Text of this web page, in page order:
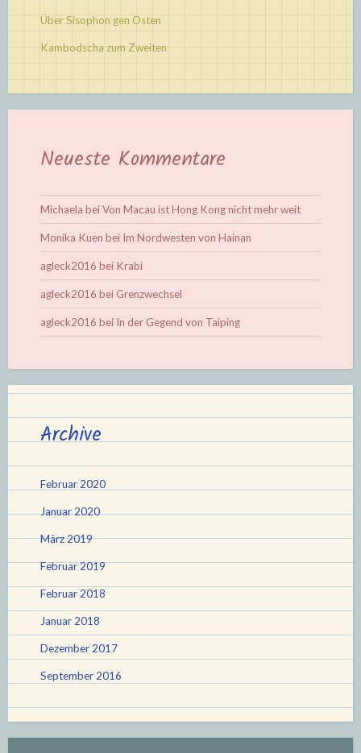
Über Sisophon gen Osten
Kambodscha zum Zweiten
Neueste Kommentare
Michaela beiVon Macau ist Hong Kong nicht mehr weit
Monika Kuen bei Im Nordwesten von Hainan
agleck2016 bei Krabi
agleck2016 bei Grenzwechsel
agleck2016 bei In der Gegend von Taiping
Archive
Februar 2020
Januar 2020
März 2019
Februar 2019
Februar 2018
Januar 2018
Dezember 2017
September 2016